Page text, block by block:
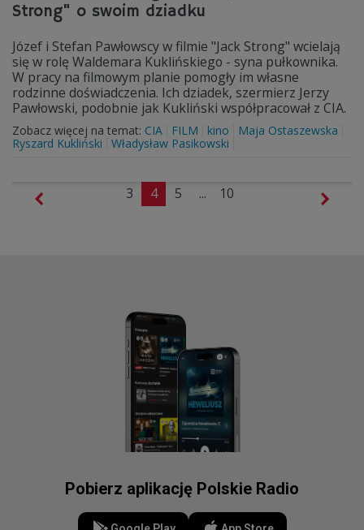
Strong" o swoim dziadku
Józef i Stefan Pawłowscy w filmie "Jack Strong" wcielają
się w rolę Waldemara Kuklińskiego - syna pułkownika.
W pracy na filmowym planie pomogły im własne
rodzinne doświadczenia. Ich dziadek, szermierz Jerzy
Pawłowski, podobnie jak Kukliński współpracował z CIA.
Zobacz więcej na temat: CIA FILM kino
Maja Ostaszewska
Ryszard Kukliński
Władysław Pasikowski
3 4 5 ... 10
Pobierz aplikację Polskie Radio